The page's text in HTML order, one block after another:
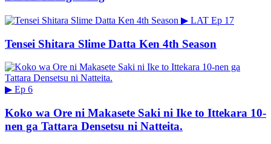
▶ LAT Ep 17
Tensei Shitara Slime Datta Ken 4th Season
▶ Ep 6
Koko wa Ore ni Makasete Saki ni Ike to Ittekara 10-
nen ga Tattara Densetsu ni Natteita.